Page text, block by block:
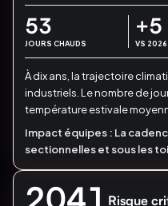
53
JOURS CHAUDS
+5
VS 2026
À dix ans, la trajectoire
industriels. Le nombre de
température estivale
Impact équipes : La
sectionnelles et sous les
2041 Risque